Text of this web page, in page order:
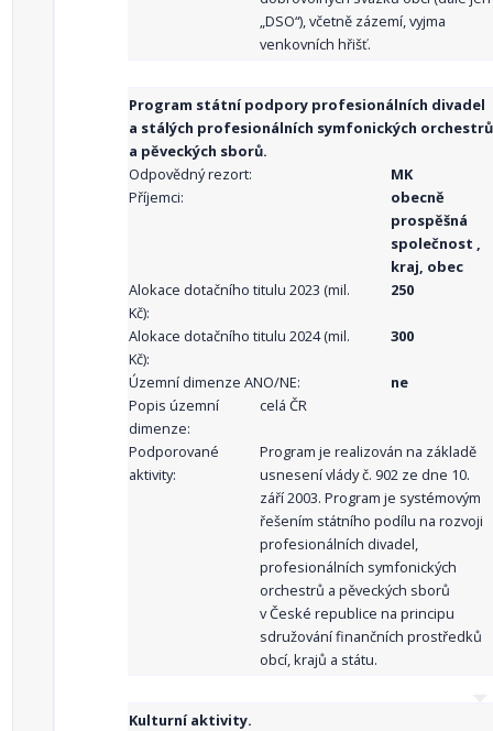
„DSO“), včetně zázemí, vyjma
venkovních hřišť.
Program státní podpory profesionálních divadel
a stálých profesionálních symfonických orchestrů
a pěveckých sborů.
Odpovědný rezort:
MK
Příjemci:
obecně
prospěšná
společnost ,
kraj, obec
Alokace dotačního titulu 2023 (mil.
Kč):
250
Alokace dotačního titulu 2024 (mil.
Kč):
300
Územní dimenze ANO/NE:
ne
Popis územní
dimenze:
celá ČR
Podporované
aktivity:
Program je realizován na základě
usnesení vlády č. 902 ze dne 10.
září 2003. Program je systémovým
řešením státního podílu na rozvoji
profesionálních divadel,
profesionálních symfonických
orchestrů a pěveckých sborů
v České republice na principu
sdružování finančních prostředků
obcí, krajů a státu.
Kulturní aktivity.